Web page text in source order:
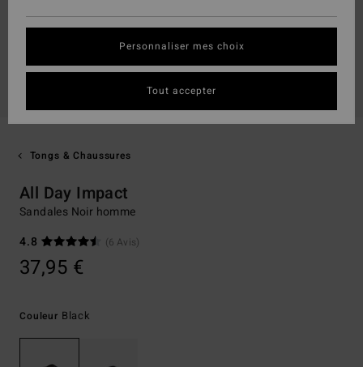
Tongs & Chaussures
All Day Impact
Sandales Noir homme
4.8
(6 Avis)
37,95 €
Couleur Black
Personnaliser mes choix
Tout accepter